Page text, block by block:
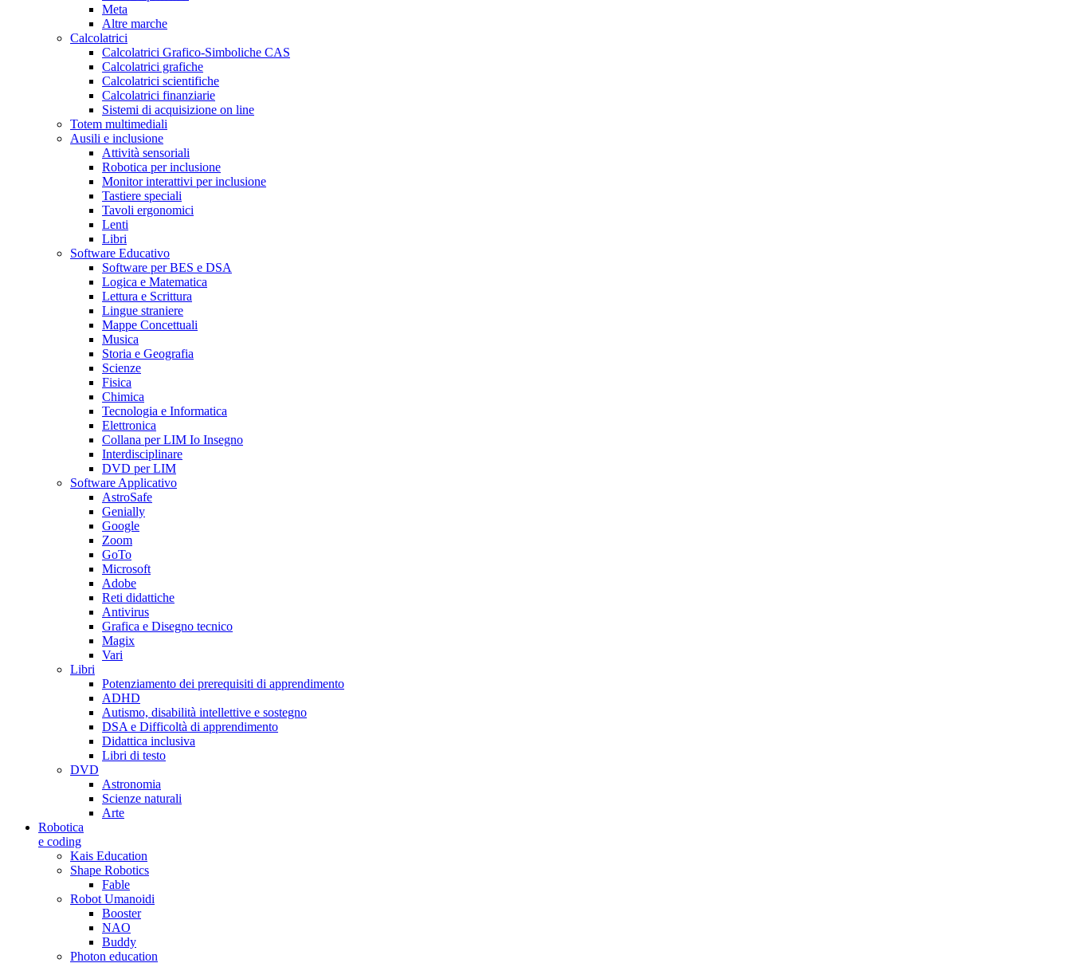
Meta
Altre marche
Calcolatrici
Calcolatrici Grafico-Simboliche CAS
Calcolatrici grafiche
Calcolatrici scientifiche
Calcolatrici finanziarie
Sistemi di acquisizione on line
Totem multimediali
Ausili e inclusione
Attività sensoriali
Robotica per inclusione
Monitor interattivi per inclusione
Tastiere speciali
Tavoli ergonomici
Lenti
Libri
Software Educativo
Software per BES e DSA
Logica e Matematica
Lettura e Scrittura
Lingue straniere
Mappe Concettuali
Musica
Storia e Geografia
Scienze
Fisica
Chimica
Tecnologia e Informatica
Elettronica
Collana per LIM Io Insegno
Interdisciplinare
DVD per LIM
Software Applicativo
AstroSafe
Genially
Google
Zoom
GoTo
Microsoft
Adobe
Reti didattiche
Antivirus
Grafica e Disegno tecnico
Magix
Vari
Libri
Potenziamento dei prerequisiti di apprendimento
ADHD
Autismo, disabilità intellettive e sostegno
DSA e Difficoltà di apprendimento
Didattica inclusiva
Libri di testo
DVD
Astronomia
Scienze naturali
Arte
Robotica
e coding
Kais Education
Shape Robotics
Fable
Robot Umanoidi
Booster
NAO
Buddy
Photon education